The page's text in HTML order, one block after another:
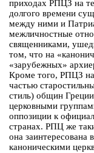
приходах РПЦЗ на
долгого времени
между ними и
межличностные
священниками,
том, что на
«зарубежных»
Кроме того, РПЦЗ
частью
стиль) общин
церковными
оппозиции к
странах. РПЦ же
она заинтересована
каноническими